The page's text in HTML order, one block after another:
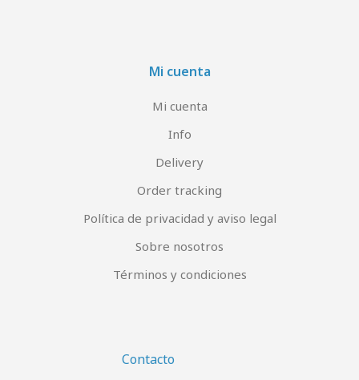
Mi cuenta
Mi cuenta
Info
Delivery
Order tracking
Política de privacidad y aviso legal
Sobre nosotros
Términos y condiciones
Contacto